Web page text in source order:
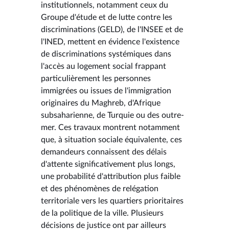
institutionnels, notamment ceux du
Groupe d'étude et de lutte contre les
discriminations (GELD), de l'INSEE et de
l'INED, mettent en évidence l'existence
de discriminations systémiques dans
l'accès au logement social frappant
particulièrement les personnes
immigrées ou issues de l'immigration
originaires du Maghreb, d'Afrique
subsaharienne, de Turquie ou des outre-
mer. Ces travaux montrent notamment
que, à situation sociale équivalente, ces
demandeurs connaissent des délais
d'attente significativement plus longs,
une probabilité d'attribution plus faible
et des phénomènes de relégation
territoriale vers les quartiers prioritaires
de la politique de la ville. Plusieurs
décisions de justice ont par ailleurs